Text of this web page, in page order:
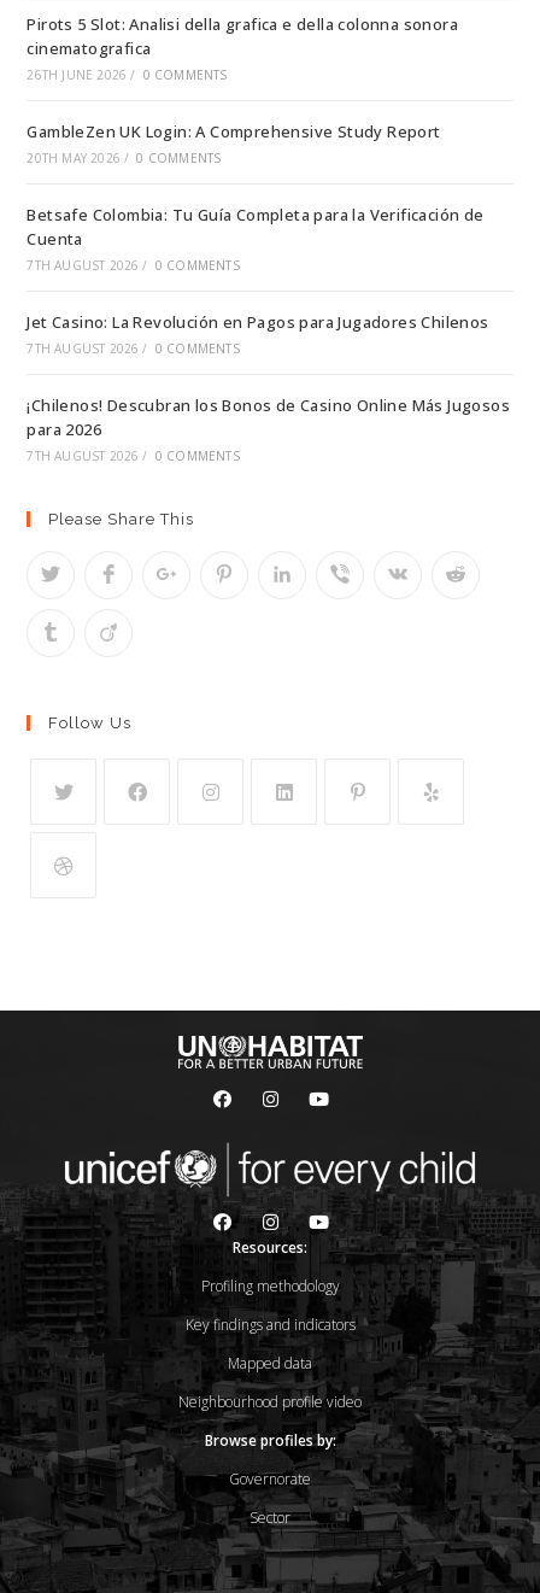
Pirots 5 Slot: Analisi della grafica e della colonna sonora
cinematografica
26TH JUNE 2026 / 0 COMMENTS
GambleZen UK Login: A Comprehensive Study Report
20TH MAY 2026 / 0 COMMENTS
Betsafe Colombia: Tu Guía Completa para la Verificación de
Cuenta
7TH AUGUST 2026 / 0 COMMENTS
Jet Casino: La Revolución en Pagos para Jugadores Chilenos
7TH AUGUST 2026 / 0 COMMENTS
¡Chilenos! Descubran los Bonos de Casino Online Más Jugosos
para 2026
7TH AUGUST 2026 / 0 COMMENTS
Please Share This
Follow Us
Resources:
Profiling methodology
Key findings and indicators
Mapped data
Neighbourhood profile video
Browse profiles by:
Governorate
Sector